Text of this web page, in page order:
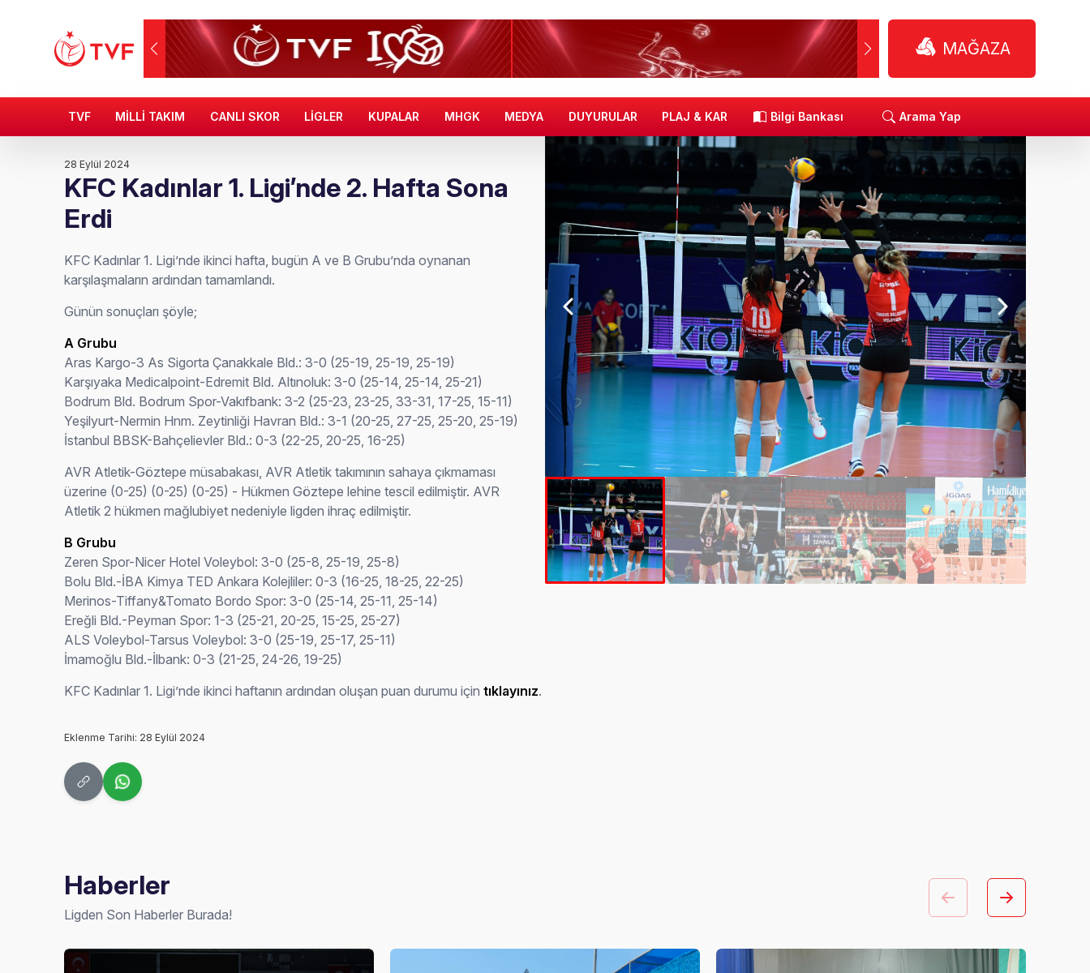
MAĞAZA
TVF MİLLİ TAKIM CANLI SKOR LİGLER KUPALAR MHGK MEDYA DUYURULAR PLAJ & KAR Bilgi Bankası Arama Yap
28 Eylül 2024
KFC Kadınlar 1. Ligi’nde 2. Hafta Sona
Erdi
KFC Kadınlar 1. Ligi’nde ikinci hafta, bugün A ve B Grubu’nda oynanan
karşılaşmaların ardından tamamlandı.
Günün sonuçları şöyle;
A Grubu
Aras Kargo-3 As Sigorta Çanakkale Bld.: 3-0 (25-19, 25-19, 25-19)
Karşıyaka Medicalpoint-Edremit Bld. Altınoluk: 3-0 (25-14, 25-14, 25-21)
Bodrum Bld. Bodrum Spor-Vakıfbank: 3-2 (25-23, 23-25, 33-31, 17-25, 15-11)
Yeşilyurt-Nermin Hnm. Zeytinliği Havran Bld.: 3-1 (20-25, 27-25, 25-20, 25-19)
İstanbul BBSK-Bahçelievler Bld.: 0-3 (22-25, 20-25, 16-25)
AVR Atletik-Göztepe müsabakası, AVR Atletik takımının sahaya çıkmaması
üzerine (0-25) (0-25) (0-25) - Hükmen Göztepe lehine tescil edilmiştir. AVR
Atletik 2 hükmen mağlubiyet nedeniyle ligden ihraç edilmiştir.
B Grubu
Zeren Spor-Nicer Hotel Voleybol: 3-0 (25-8, 25-19, 25-8)
Bolu Bld.-İBA Kimya TED Ankara Kolejliler: 0-3 (16-25, 18-25, 22-25)
Merinos-Tiffany&Tomato Bordo Spor: 3-0 (25-14, 25-11, 25-14)
Ereğli Bld.-Peyman Spor: 1-3 (25-21, 20-25, 15-25, 25-27)
ALS Voleybol-Tarsus Voleybol: 3-0 (25-19, 25-17, 25-11)
İmamoğlu Bld.-İlbank: 0-3 (21-25, 24-26, 19-25)
KFC Kadınlar 1. Ligi’nde ikinci haftanın ardından oluşan puan durumu içintıklayınız.
Eklenme Tarihi: 28 Eylül 2024
Haberler
Ligden Son Haberler Burada!